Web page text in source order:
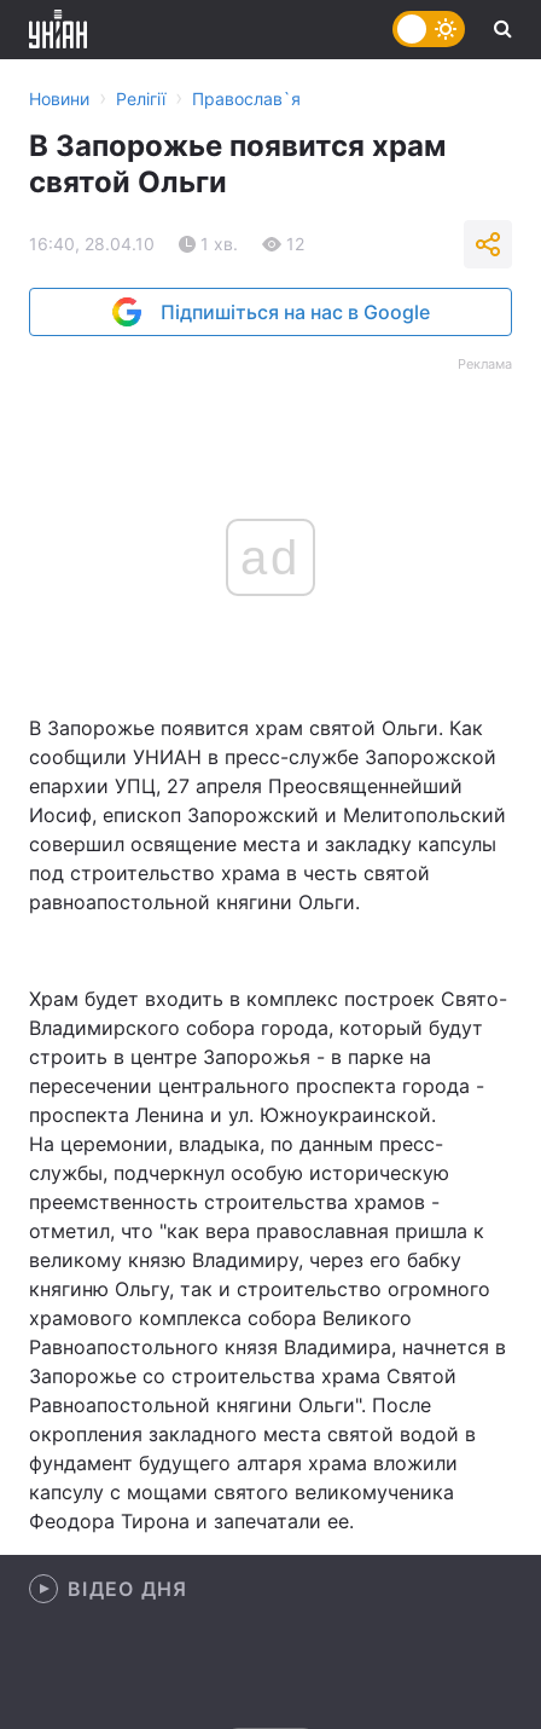
Головна Війна
Україна Політика
Економіка Світ
Спорт Наука
Техно і зв'язок Лайт
Зброя
Здоров'я Туризм
Цікавинки Погода
Новини › Релігії › Православ`я
В Запорожье появится храм
святой Ольги
16:40, 28.04.10 1 хв. 12
Підпишіться на нас в Google
Реклама
ad
В Запорожье появится храм святой Ольги. Как
сообщили УНИАН в пресс-службе Запорожской
епархии УПЦ, 27 апреля Преосвященнейший
Иосиф, епископ Запорожский и Мелитопольский
совершил освящение места и закладку капсулы
под строительство храма в честь святой
равноапостольной княгини Ольги.
Храм будет входить в комплекс построек Свято-
Владимирского собора города, который будут
строить в центре Запорожья - в парке на
пересечении центрального проспекта города -
проспекта Ленина и ул. Южноукраинской.
На церемонии, владыка, по данным пресс-
службы, подчеркнул особую историческую
преемственность строительства храмов -
отметил, что "как вера православная пришла к
великому князю Владимиру, через его бабку
княгиню Ольгу, так и строительство огромного
храмового комплекса собора Великого
Равноапостольного князя Владимира, начнется в
Запорожье со строительства храма Святой
Равноапостольной княгини Ольги". После
окропления закладного места святой водой в
фундамент будущего алтаря храма вложили
капсулу с мощами святого великомученика
Феодора Тирона и запечатали ее.
ВІДЕО ДНЯ